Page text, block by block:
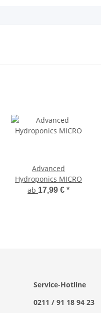
Advanced
Hydroponics MICRO
ab 17,99 €*
Service-Hotline
0211 / 91 18 94 23